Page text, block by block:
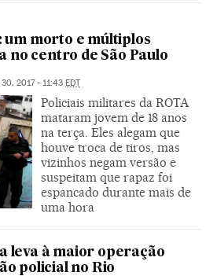
um morto e múltiplos
no centro de São Paulo
30, 2017 - 11:43 EDT
Policiais militares da ROTA
mataram jovem de 18 anos
na terça. Eles alegam que
houve troca de tiros, mas
vizinhos negam versão e
suspeitam que rapaz foi
espancado durante mais de
uma hora
leva à maior operação
policial no Rio